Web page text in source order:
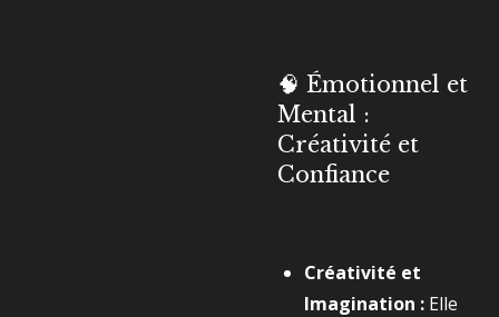
🧠 Émotionnel et
Mental :
Créativité et
Confiance
Créativité et
Imagination : Elle